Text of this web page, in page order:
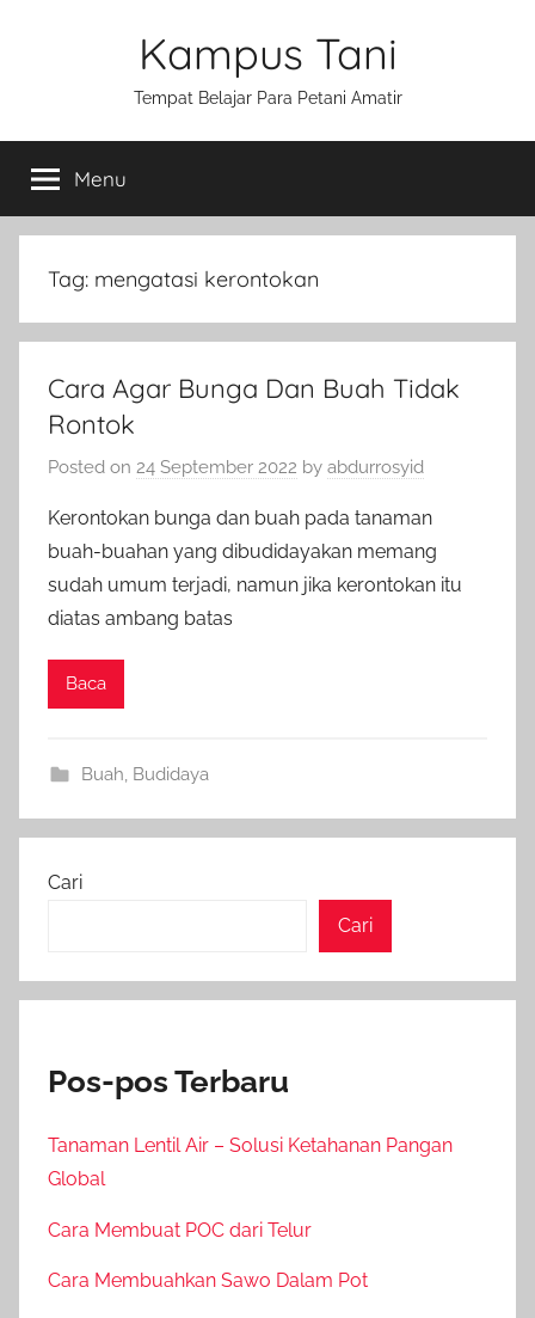
Kampus Tani
Tempat Belajar Para Petani Amatir
Menu
Tag: mengatasi kerontokan
Cara Agar Bunga Dan Buah Tidak
Rontok
Posted on 24 September 2022 by abdurrosyid
Kerontokan bunga dan buah pada tanaman
buah-buahan yang dibudidayakan memang
sudah umum terjadi, namun jika kerontokan itu
diatas ambang batas
Baca
Buah Budidaya
Cari
Cari
Pos-pos Terbaru
Tanaman Lentil Air – Solusi Ketahanan Pangan
Global
Cara Membuat POC dari Telur
Cara Membuahkan Sawo Dalam Pot